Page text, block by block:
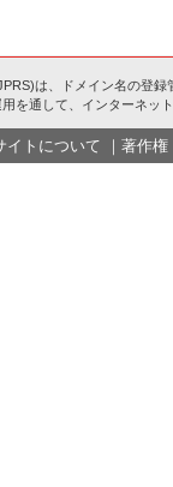
は、ドメイン名の登録
を通して、インターネッ
イトについて ｜ 著作権